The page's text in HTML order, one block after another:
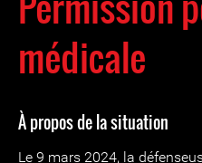
médicale
À propos de la situation
Le 9 mars 2024, la